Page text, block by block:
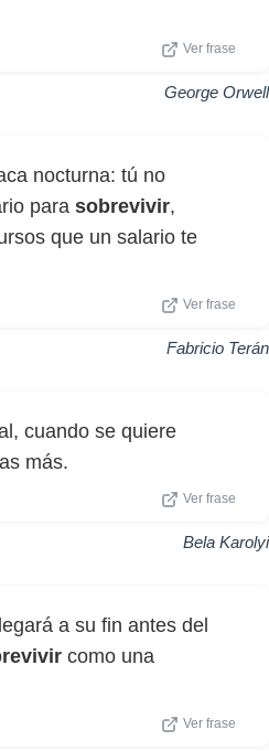
Ver frase
George Orwell
nocturna: tú no
para sobrevivir,
que un salario te
Ver frase
Fabricio Terán
cuando se quiere
más.
Ver frase
Bela Karolyi
a su fin antes del
como una
Ver frase